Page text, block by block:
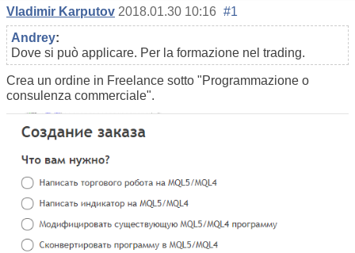
Vladimir Karputov 2018.01.30 10:16 #1
Andrey:
Dove si può applicare. Per la formazione nel trading.
Crea un ordine in Freelance sotto "Programmazione o
consulenza commerciale".